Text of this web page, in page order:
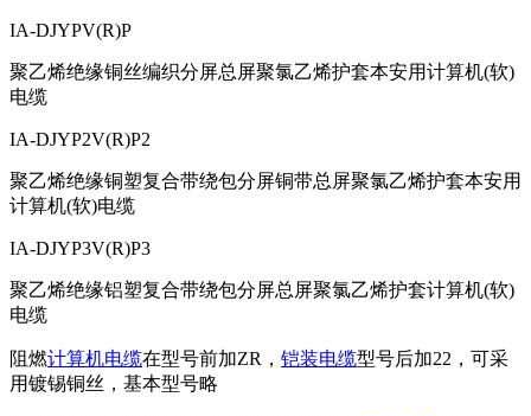
IA-DJYPV(R)P
聚乙烯绝缘铜丝编织分屏总屏聚氯乙烯护套本安用计算机(软)
电缆
IA-DJYP2V(R)P2
聚乙烯绝缘铜塑复合带绕包分屏铜带总屏聚氯乙烯护套本安用
计算机(软)电缆
IA-DJYP3V(R)P3
聚乙烯绝缘铝塑复合带绕包分屏总屏聚氯乙烯护套计算机(软)
电缆
阻燃计算机电缆在型号前加ZR， 铠装电缆型号后加22，可采
用镀锡铜丝，基本型号略